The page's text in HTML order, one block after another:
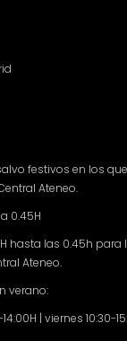
festivos en los
Ateneo.
0.45H
hasta las 0.45h
Ateneo.
verano:
| viernes 10:30-